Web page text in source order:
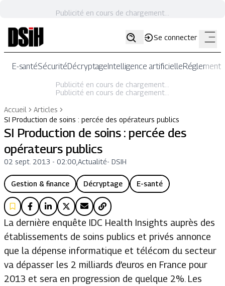
Publicité en cours de chargement...
Se connecter
E-santéSécuritéDécryptageIntelligence artificielle
Publicité en cours de chargement...
Publicité en cours de chargement...
Accueil
Articles
SI Production de soins : percée des opérateurs publics
SI Production de soins : percée des
opérateurs publics
02 sept. 2013 - 02:00 Actualité- DSIH
Gestion & finance Décryptage E-santé
La dernière enquête IDC Health Insights auprès des
établissements de soins publics et privés annonce
que la dépense informatique et télécom du secteur
va dépasser les 2 milliards d’euros en France pour
2013 et sera en progression de quelque 2%. Les